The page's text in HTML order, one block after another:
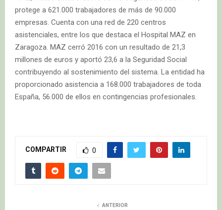
protege a 621.000 trabajadores de más de 90.000
empresas. Cuenta con una red de 220 centros
asistenciales, entre los que destaca el Hospital MAZ en
Zaragoza. MAZ cerró 2016 con un resultado de 21,3
millones de euros y aportó 23,6 a la Seguridad Social
contribuyendo al sostenimiento del sistema. La entidad ha
proporcionado asistencia a 168.000 trabajadores de toda
España, 56.000 de ellos en contingencias profesionales.
COMPARTIR 0
ANTERIOR